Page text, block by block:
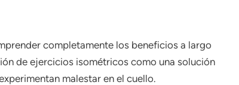
completamente los beneficios a largo
de ejercicios isométricos como una solución
malestar en el cuello.